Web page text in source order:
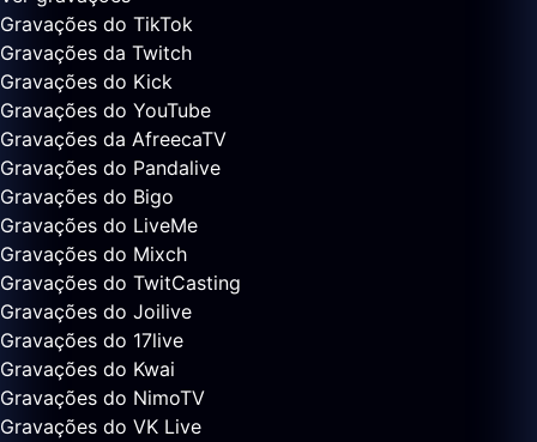
Gravações do TikTok
Gravações da Twitch
Gravações do Kick
Gravações do YouTube
Gravações da AfreecaTV
Gravações do Pandalive
Gravações do Bigo
Gravações do LiveMe
Gravações do Mixch
Gravações do TwitCasting
Gravações do Joilive
Gravações do 17live
Gravações do Kwai
Gravações do NimoTV
Gravações do VK Live